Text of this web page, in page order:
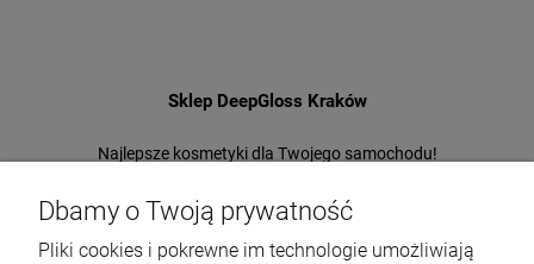
Sklep DeepGloss Kraków
Najlepsze kosmetyki dla Twojego samochodu!
w Polsce!
Tel.:
+48-697-22-66-94
Dbamy o Twoją prywatność
Pliki cookies i pokrewne im technologie umożliwiają